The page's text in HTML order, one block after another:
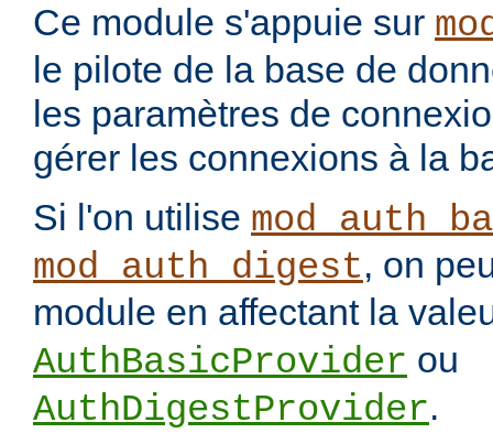
Ce module s'appuie sur
le pilote de la base de
les paramètres de
gérer les connexions à la
Si l'on utilise
mod_auth_digest, on
module en affectant la
AuthBasicProvider ou
AuthDigestProvider.